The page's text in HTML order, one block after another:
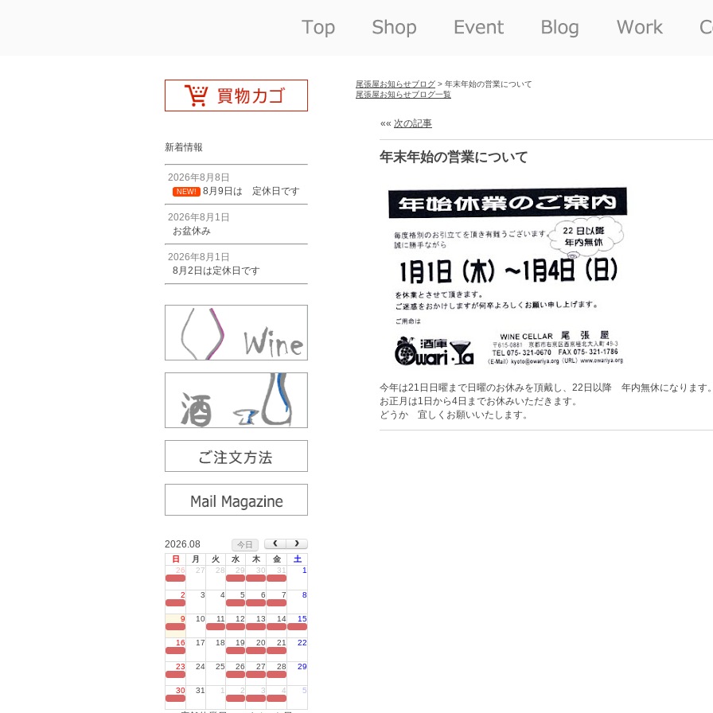
新着情報
2026年8月8日
NEW! 8月9日は 定休日です
2026年8月1日
お盆休み
2026年8月1日
8月2日は定休日です
2026.08
今日
日
月 火 水 木 金
土
26
27 28 29 30 31 1
2 3 4 5 6 7 8
9 10 11 12 13 14 15
16 17 18 19 20 21 22
23 24 25 26 27 28 29
30 31 1 2 3 4 5
尾張屋お知らせブログ > 年末年始の営業について
尾張屋お知らせブログ一覧
«« 次の記事
年末年始の営業について
今年は21日日曜まで日曜のお休みを頂戴し、22日以降 年内無休になります。
お正月は1日から4日までお休みいただきます。
どうか 宜しくお願いいたします。